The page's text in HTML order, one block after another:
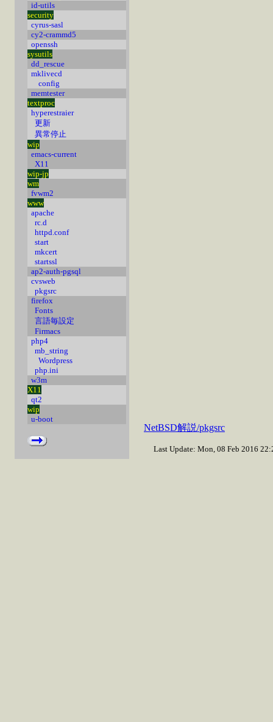
id-utils
security
cyrus-sasl
cy2-crammd5
openssh
sysutils
dd_rescue
mklivecd
config
memtester
textproc
hyperestraier
更新
異常停止
wip
emacs-current
X11
wip-jp
wm
fvwm2
www
apache
rc.d
httpd.conf
start
mkcert
startssl
ap2-auth-pgsql
cvsweb
pkgsrc
firefox
Fonts
言語毎設定
Firmacs
php4
mb_string
Wordpress
php.ini
w3m
X11
qt2
wip
u-boot
NetBSD解説/pkgsrc
Last Update: Mon, 08 Feb 2016